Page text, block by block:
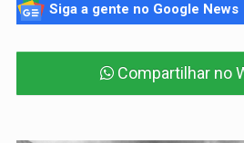
Siga a gente no Google News
Compartilhar no